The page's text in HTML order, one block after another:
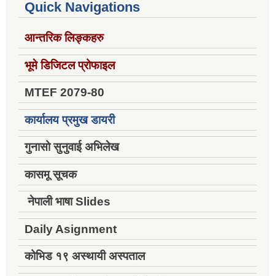
Quick Navigations
आन्तरिक लिङ्कहरु
भूमे डिजिटल प्रोफाइल
MTEF 2079-80
कार्यालय प्रमुख डायरी
गुनासो सुनुवाई अभिलेख
कासमू सूचक
नेपाली भाषा Slides
Daily Asignment
कोभिड १९ अस्थायी अस्पताल